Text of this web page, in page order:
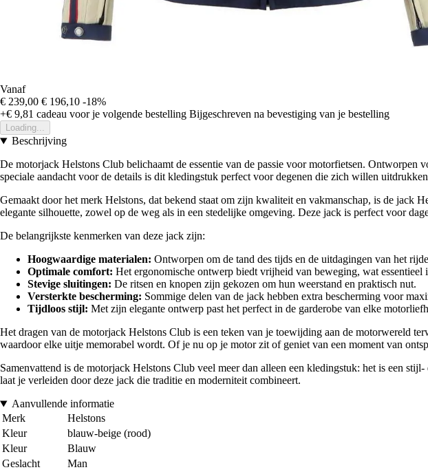
Vanaf
€ 239,00 € 196,10 -18%
+€ 9,81 cadeau voor je volgende bestelling Bijgeschreven na bevestiging van je bestelling
Loading...
Beschrijving
De motorjack Helstons Club belichaamt de essentie van de passie voor motorfietsen.
speciale aandacht voor de details is dit kledingstuk perfect voor degenen die zich willen
Gemaakt door het merk Helstons, dat bekend staat om zijn kwaliteit en vakmanschap, is de jack
elegante silhouette, zowel op de weg als in een stedelijke omgeving. Deze jack is perfect voor
De belangrijkste kenmerken van deze jack zijn:
Hoogwaardige materialen: Ontworpen om de tand des tijds en de uitdagingen van het
Optimale comfort: Het ergonomische ontwerp biedt vrijheid van beweging, wat essentieel
Stevige sluitingen: De ritsen en knopen zijn gekozen om hun weerstand en praktisch nut.
Versterkte bescherming: Sommige delen van de jack hebben extra bescherming voor
Tijdloos stijl: Met zijn elegante ontwerp past het perfect in de garderobe van elke
Het dragen van de motorjack Helstons Club is een teken van je toewijding aan de motorwereld
waardoor elke uitje memorabel wordt. Of je nu op je motor zit of geniet van een moment van
Samenvattend is de motorjack Helstons Club veel meer dan alleen een kledingstuk: het is een
laat je verleiden door deze jack die traditie en moderniteit combineert.
Aanvullende informatie
Merk
Helstons
Kleur
blauw-beige (rood)
Kleur
Blauw
Geslacht
Man